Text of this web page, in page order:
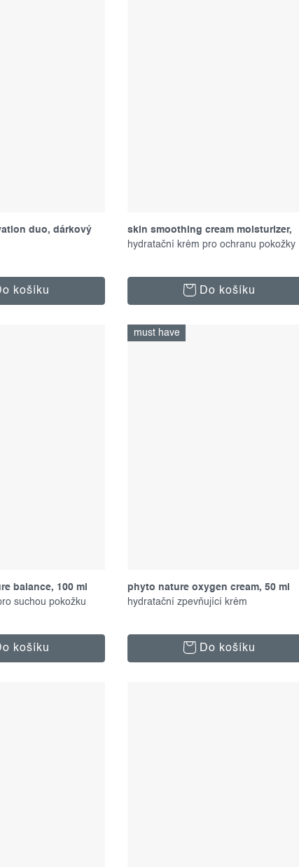
duo, dárkový
košíku
skin smoothing cream moisturizer,
100 ml
hydratační krém pro ochranu pokožky
Do košíku
balance, 100 ml
suchou pokožku
košíku
must have
phyto nature oxygen cream, 50 ml
hydratační zpevňující krém
Do košíku